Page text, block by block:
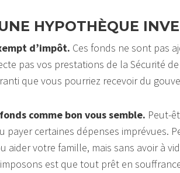
HYPOTHÈQUE
d’impôt. Ces fonds ne sont pas
pas vos prestations de la Sécurité
que vous pourriez recevoir du
comme bon vous semble. Peut-
payer certaines dépenses imprévues.
aider votre famille, mais sans avoir à
est que tout prêt en